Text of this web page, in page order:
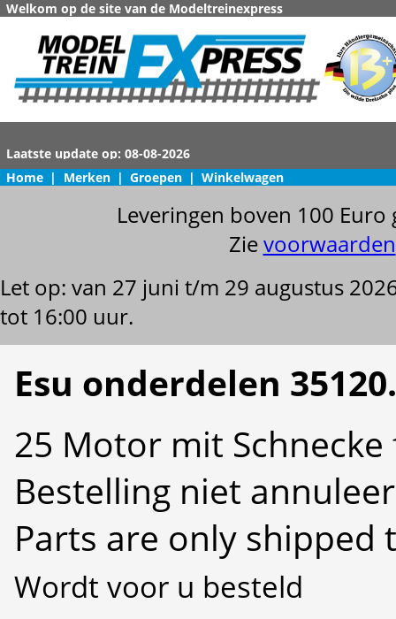
Welkom op de site van de Modeltreinexpress
Home | Merken | Groepen | Winkelwagen
Leveringen boven 100
Zievoorwaarden
Let op: van 27 juni t/m 29 augustus
tot 16:00 uur.
Esu onderdelen
25 Motor mit
Bestelling niet
Parts are only shipped
Wordt voor u besteld